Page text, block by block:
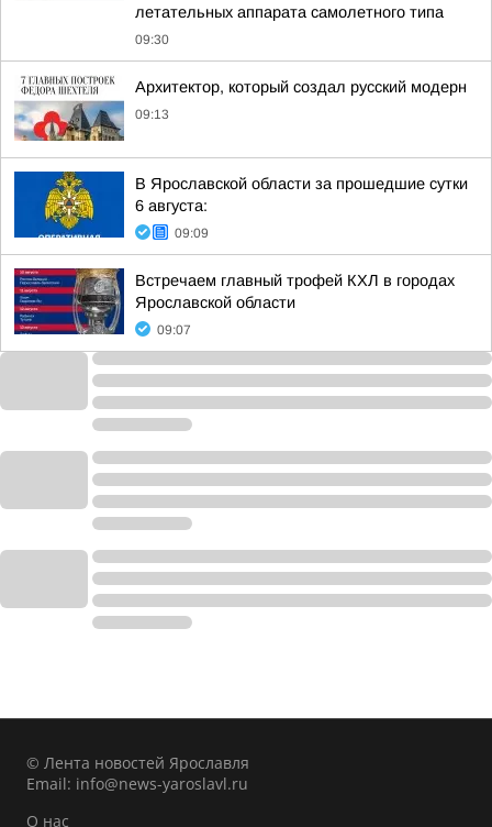
летательных аппарата самолетного типа
09:30
Архитектор, который создал русский модерн
09:13
В Ярославской области за прошедшие сутки
6 августа:
09:09
Встречаем главный трофей КХЛ в городах
Ярославской области
09:07
© Лента новостей Ярославля
Email: info@news-yaroslavl.ru
О нас